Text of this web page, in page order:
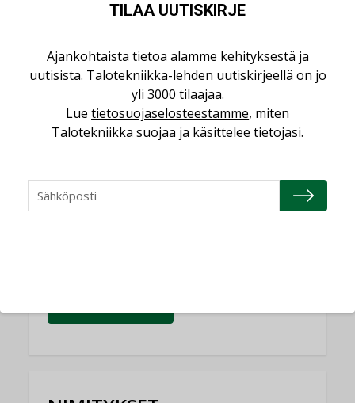
Yli miljoona kotia on vailla toimivaa
ilmanvaihtoa
KOLUMNI
TILAA UUTISKIRJE
Ajankohtaista tietoa alamme kehityksestä ja
uutisista. Talotekniikka-lehden uutiskirjeellä on jo
yli 3000 tilaajaa.
Lue tietosuojaselosteestamme, miten
Talotekniikka suojaa ja käsittelee tietojasi.